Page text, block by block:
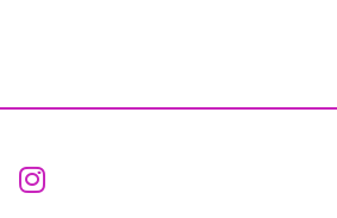
Aceder ao Facebook da
Aceder ao